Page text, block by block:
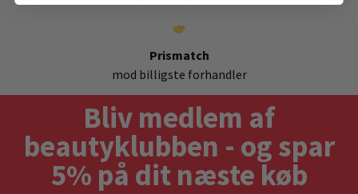
Prismatch
mod billigste forhandler
Bliv medlem af
beautyklubben - og spar
5% på dit næste køb